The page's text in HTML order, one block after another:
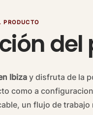
PRODUCTO
del
Ibiza y disfruta de la
como a
un flujo de